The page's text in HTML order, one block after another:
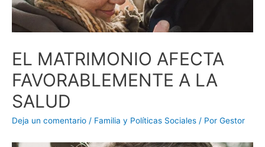
EL MATRIMONIO AFECTA
FAVORABLEMENTE A LA
SALUD
Deja un comentario / Familia y Políticas Sociales / Por Gestor